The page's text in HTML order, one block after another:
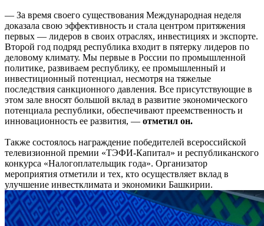
— За время своего существования Международная неделя
доказала свою эффективность и стала центром притяжения
первых — лидеров в своих отраслях, инвестициях и экспорте.
Второй год подряд республика входит в пятерку лидеров по
деловому климату. Мы первые в России по промышленной
политике, развиваем республику, ее промышленный и
инвестиционный потенциал, несмотря на тяжелые
последствия санкционного давления. Все присутствующие в
этом зале вносят большой вклад в развитие экономического
потенциала республики, обеспечивают преемственность и
инновационность ее развития, — отметил он.
Также состоялось награждение победителей всероссийской
телевизионной премии «ТЭФИ-Капитал» и республиканского
конкурса «Налогоплательщик года». Организатор
мероприятия отметили и тех, кто осуществляет вклад в
улучшение инвестклимата и экономики Башкирии.